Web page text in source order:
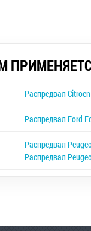
Распредвал
Распредвал Ford
Распредвал
Распредвал